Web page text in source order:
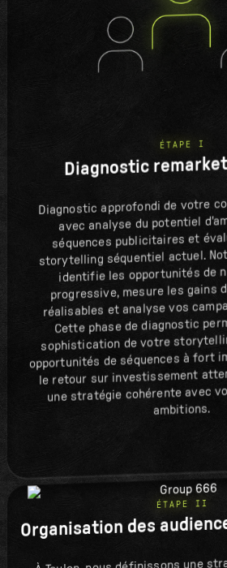
ÉTAPE I
Diagnostic
Diagnostic approfondi de votre
avec analyse du potentiel
séquences publicitaires et
storytelling séquentiel actuel.
identifie les opportunités de
progressive, mesure les gains
réalisables et analyse vos
Cette phase de diagnostic
sophistication de votre
opportunités de séquences à fort
le retour sur investissement
une stratégie cohérente avec
ambitions.
ÉTAPE II
Organisation des